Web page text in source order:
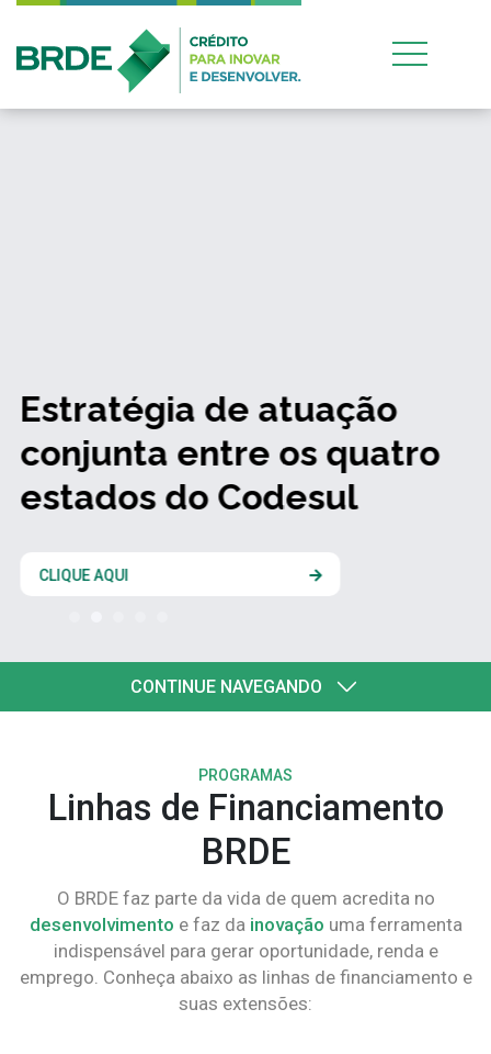
Estratégia de atuação
conjunta entre os quatro
estados do Codesul
CLIQUE AQUI
CONTINUE NAVEGANDO
PROGRAMAS
Linhas de Financiamento
BRDE
O BRDE faz parte da vida de quem acredita no
desenvolvimento e faz da inovação uma ferramenta
indispensável para gerar oportunidade, renda e
emprego. Conheça abaixo as linhas de financiamento e
suas extensões: